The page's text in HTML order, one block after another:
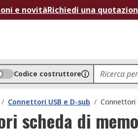
e novitàRichiedi una
Codice costruttore
/ Connettori USB e D-sub / Connettori
scheda di